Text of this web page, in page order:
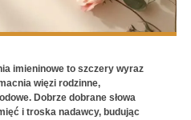
imieninowe to szczery wyraz
więzi rodzinne,
Dobrze dobrane słowa
i troska nadawcy, budując